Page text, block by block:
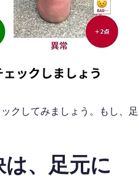
クしてみましょう。もし、足
、足元に